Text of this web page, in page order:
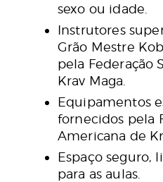
sexo ou idade.
Instrutores
Grão Mestre
pela Federação
Krav Maga.
Equipamentos
fornecidos pela
Americana de
Espaço seguro,
para as aulas.